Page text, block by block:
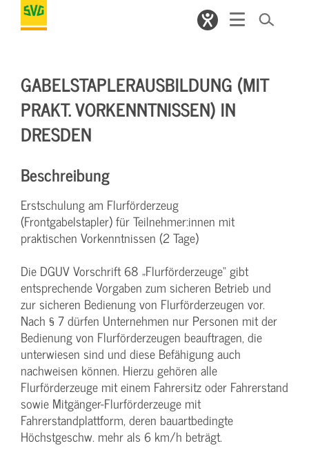
GABELSTAPLERAUSBILDUNG (MIT
PRAKT. VORKENNTNISSEN) IN
DRESDEN
Beschreibung
Erstschulung am Flurförderzeug
(Frontgabelstapler) für Teilnehmer:innen mit
praktischen Vorkenntnissen (2 Tage)
Die DGUV Vorschrift 68 „Flurförderzeuge“ gibt
entsprechende Vorgaben zum sicheren Betrieb und
zur sicheren Bedienung von Flurförderzeugen vor.
Nach § 7 dürfen Unternehmen nur Personen mit der
Bedienung von Flurförderzeugen beauftragen, die
unterwiesen sind und diese Befähigung auch
nachweisen können. Hierzu gehören alle
Flurförderzeuge mit einem Fahrersitz oder Fahrerstand
sowie Mitgänger-Flurförderzeuge mit
Fahrerstandplattform, deren bauartbedingte
Höchstgeschw. mehr als 6 km/h beträgt.